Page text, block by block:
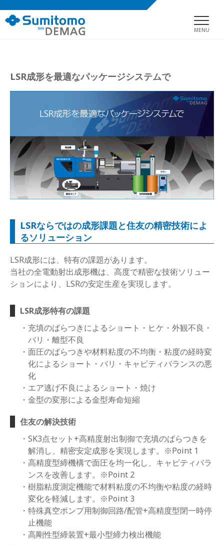
MENU
LSR成形を最適なパッケージシステムで
LSRならではの成形課題と住友の精密技術によ
るソリューション
LSR成形には、特有の課題があります。
当社の全電動射出成形機は、高度で精密な技術ソリュー
ションにより、LSRの安定生産を実現します。
LSR成形特有の課題
充填のばらつきによるショート・ヒケ・外観不良・
バリ・離型不良
面圧のばらつきや材料粘度の不均衡・粘度の経時変
化によるショート・バリ・キャビティバランスの悪
化
エア逃げ不良によるショート・焼け
金型の変形による金型寿命短縮
住友の解決技術
SK3点セット+高精度射出制御で充填のばらつきを
解消し、精密安定成形を実現します。※Point 1
高精度型締機構で面圧を均一化し、キャビティバラ
ンスを改善します。※Point 2
樹脂粘度測定機能で材料粘度の不均衡や粘度の経時
変化を軽減します。※Point 3
特殊真空ポンプ用制御回路/配管+高精度型閉一時停
止機能
高剛性型締装置+最小型締力検出機能